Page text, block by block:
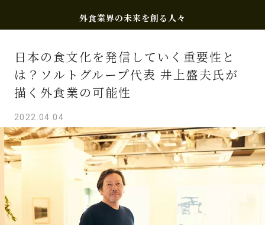
外食業界の未来を創る人々
日本の食文化を発信していく重要性と
は？ソルトグループ代表 井上盛夫氏が
描く外食業の可能性
2022.04.04